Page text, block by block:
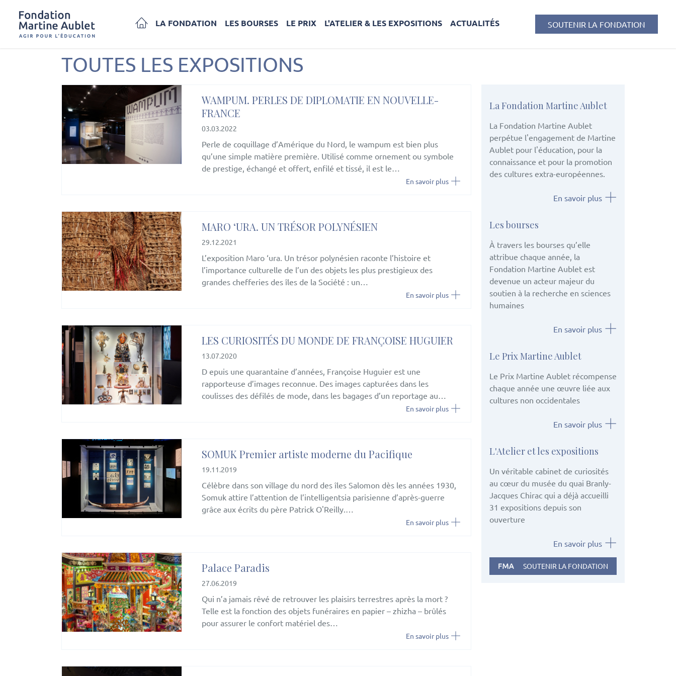
LA FONDATION LES BOURSES LE PRIX L'ATELIER & LES EXPOSITIONS ACTUALITÉS SOUTENIR LA FONDATION
TOUTES LES EXPOSITIONS
WAMPUM. PERLES DE DIPLOMATIE EN NOUVELLE-
FRANCE
03.03.2022
Perle de coquillage d’Amérique du Nord, le wampum est bien plus
qu’une simple matière première. Utilisé comme ornement ou symbole
de prestige, échangé et offert, enfilé et tissé, il est le…
En savoir plus
MARO ‘URA. UN TRÉSOR POLYNÉSIEN
29.12.2021
L’exposition Maro ‘ura. Un trésor polynésien raconte l’histoire et
l’importance culturelle de l’un des objets les plus prestigieux des
grandes chefferies des îles de la Société : un…
En savoir plus
LES CURIOSITÉS DU MONDE DE FRANÇOISE HUGUIER
13.07.2020
D epuis une quarantaine d’années, Françoise Huguier est une
rapporteuse d’images reconnue. Des images capturées dans les
coulisses des défilés de mode, dans les bagages d’un reportage au…
En savoir plus
SOMUK Premier artiste moderne du Pacifique
19.11.2019
Célèbre dans son village du nord des îles Salomon dès les années 1930,
Somuk attire l’attention de l’intelligentsia parisienne d’après-guerre
grâce aux écrits du père Patrick O'Reilly.…
En savoir plus
Palace Paradis
27.06.2019
Qui n’a jamais rêvé de retrouver les plaisirs terrestres après la mort ?
Telle est la fonction des objets funéraires en papier – zhizha – brûlés
pour assurer le confort matériel des…
En savoir plus
La Fondation Martine Aublet
La Fondation Martine Aublet
perpétue l'engagement de Martine
Aublet pour l'éducation, pour la
connaissance et pour la promotion
des cultures extra-européennes.
En savoir plus
Les bourses
À travers les bourses qu’elle
attribue chaque année, la
Fondation Martine Aublet est
devenue un acteur majeur du
soutien à la recherche en sciences
humaines
En savoir plus
Le Prix Martine Aublet
Le Prix Martine Aublet récompense
chaque année une œuvre liée aux
cultures non occidentales
En savoir plus
L'Atelier et les expositions
Un véritable cabinet de curiosités
au cœur du musée du quai Branly-
Jacques Chirac qui a déjà accueilli
31 expositions depuis son
ouverture
En savoir plus
SOUTENIR LA FONDATION